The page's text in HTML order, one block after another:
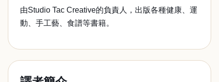
由Studio Tac Creative的負責人，出版各種健康、運
動、手工藝、食譜等書籍。